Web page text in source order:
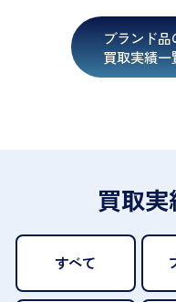
ブランド品
買取実績一
買取
すべて